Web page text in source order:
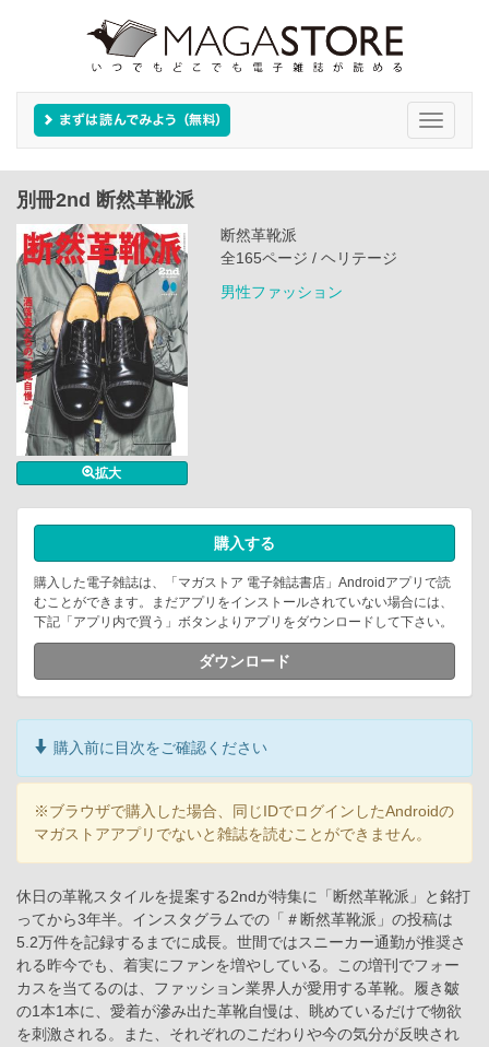
Toggle
別冊2nd 断然革靴派
拡大
断然革靴派
全165ページ / ヘリテージ
男性ファッション
購入する
購入した電子雑誌は、「マガストア 電子雑誌書店」Androidアプリで読
むことができます。まだアプリをインストールされていない場合には、
下記「アプリ内で買う」ボタンよりアプリをダウンロードして下さい。
ダウンロード
購入前に目次をご確認ください
※ブラウザで購入した場合、同じIDでログインしたAndroidの
マガストアアプリでないと雑誌を読むことができません。
休日の革靴スタイルを提案する2ndが特集に「断然革靴派」と銘打
ってから3年半。インスタグラムでの「＃断然革靴派」の投稿は
5.2万件を記録するまでに成長。世間ではスニーカー通勤が推奨さ
れる昨今でも、着実にファンを増やしている。この増刊でフォー
カスを当てるのは、ファッション業界人が愛用する革靴。履き皺
の1本1本に、愛着が滲み出た革靴自慢は、眺めているだけで物欲
を刺激される。また、それぞれのこだわりや今の気分が反映され